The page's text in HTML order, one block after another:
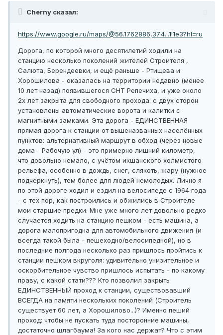
Cherny сказал:
https://www.google.ru/maps/@56.1762886,37.4...1!1e3?hl=ru
Дорога, по которой много десятилетий ходили на
станцию несколько поколений жителей Строителя ,
Салюта, Берендеевки, и ещё раньше - Ртищева и
Хорошилова - оказалась на территории недавно (менее
10 лет назад) появившегося СНТ Репечиха, и уже около
2х лет закрыта для свободного прохода: с двух сторон
установлены автоматические ворота и калитки с
магнитными замками. Эта дорога - ЕДИНСТВЕННАЯ
прямая дорога к станции от вышеназванных населённых
пунктов: альтернативный маршрут в обход (через новые
дома - Рабочую ул) - это примерно лишний километр,
что довольно немало, с учётом икшанского холмистого
рельефа, особенно в дождь, снег, слякоть, жару (нужное
подчеркнуть), тем более для людей немолодых. Лично я
по этой дороге ходил и ездил на велосипеде с 1964 года
- с тех пор, как построились и обжились в Строителе
мои старшие предки. Мне уже много лет довольно редко
случается ходить на станцию пешком - есть машина, а
дорога малопригодна для автомобильного движения (и
всегда такой была - пешеходно/велосипедной), но в
последние полгода несколько раз пришлось пройтись к
станции пешком вкруголя: удивительно унизительное и
оскорбительное чувство пришлось испытать - по какому
праву, с какой стати??? Кто позволил закрыть
ЕДИНСТВЕННЫЙ проход к станции, существовавший
ВСЕГДА на памяти нескольких поколений (Строитель
существует 60 лет, а Хорошилово...)? Именно пеший
проход: чтобы не пускать туда посторонние машины,
достаточно шлагбаума! За кого нас держат? Что с этим